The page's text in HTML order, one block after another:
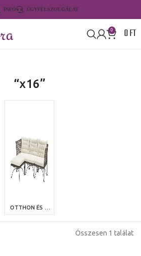
INFÓ ÜGYFÉLSZOLGÁLAT
0 0FT
“x16”
Összesen 1 találat